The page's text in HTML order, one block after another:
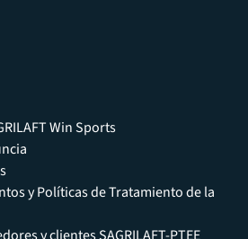
Win Sports
y Políticas de Tratamiento de la